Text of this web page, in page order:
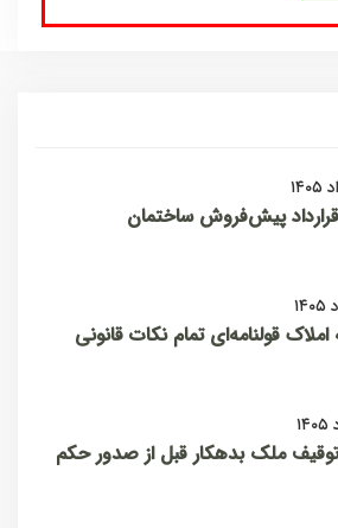
پیش‌فروش ساختمان
املاک قولنامه‌ای تمام نکات قانونی
ملک بدهکار قبل از صدور حکم